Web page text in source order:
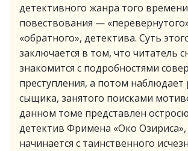
детективного жанра того
повествования —
«обратного», детектива. Суть
заключается в том, что читатель
знакомится с подробностями
преступления, а потом наблюдает
сыщика, занятого поисками
данном томе представлен
детектив Фримена «Око
начинается с таинственного